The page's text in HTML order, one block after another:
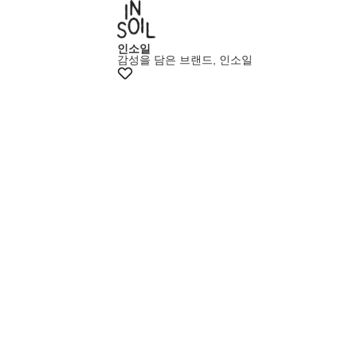
+10%쿠폰
인소일
감성을 담은 브랜드, 인소일